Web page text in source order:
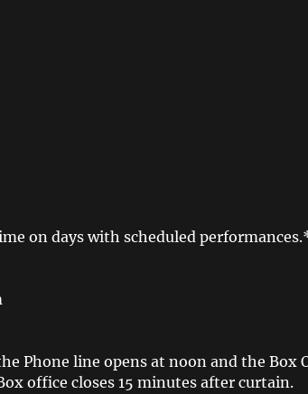
on days with scheduled
Phone line opens at noon and the Box
office closes 15 minutes after curtain.